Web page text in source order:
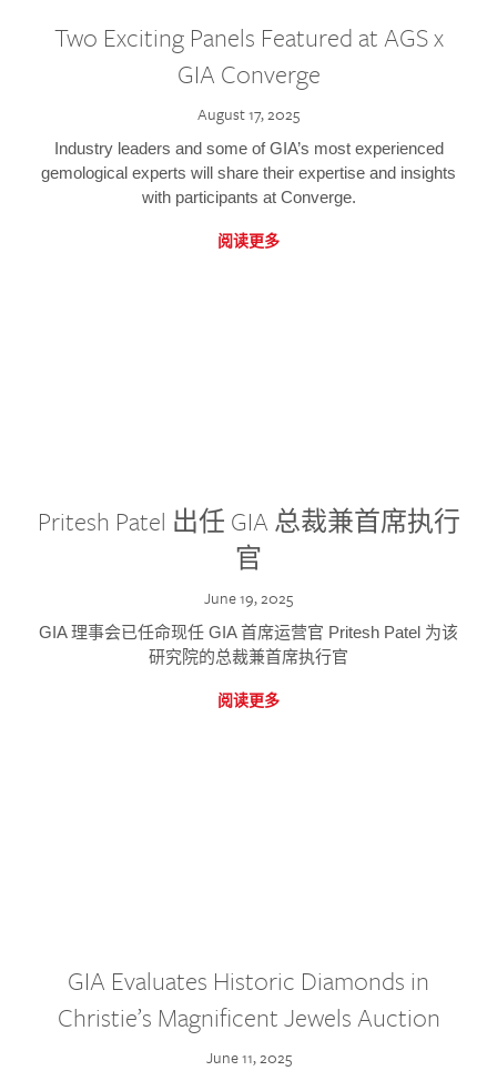
Two Exciting Panels Featured at AGS x
GIA Converge
August 17, 2025
Industry leaders and some of GIA’s most experienced
gemological experts will share their expertise and insights
with participants at Converge.
阅读更多
Pritesh Patel 出任 GIA 总裁兼首席执行
官
June 19, 2025
GIA 理事会已任命现任 GIA 首席运营官 Pritesh Patel 为该
研究院的总裁兼首席执行官
阅读更多
GIA Evaluates Historic Diamonds in
Christie’s Magnificent Jewels Auction
June 11, 2025